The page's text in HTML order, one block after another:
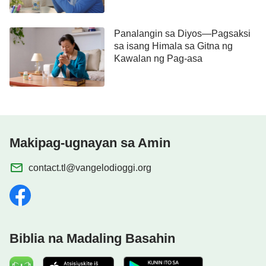
ang tunay na pananampalataya. Pero nang
magkasakit ako, nagdasal sa Diyos, at hindi
gumaling, napuno ako ng mga reklamo at nawalan
ng pananalig, lubos na baligtad sa ginawa ni Job.
Nagpasalamat ako sa Diyos sa paggabay Niya sa
pananalig sa Diyos o tanggihan ang Diyos. Lubos
na lumakas ang loob ko, at hinangad na sundin ang
halimbawa ni Job, huwag mawalan ng pananalig
dahil sa karamdaman ko, at matatag na manindigan
May Sakit at Walang Pera Para
Panalangin sa Diyos—Pagsaksi
sa isang Himala sa Gitna ng
Kawalan ng Pag-asa
Makipag-ugnayan sa Amin
contact.tl@vangelodioggi.org
Biblia na Madaling Basahin